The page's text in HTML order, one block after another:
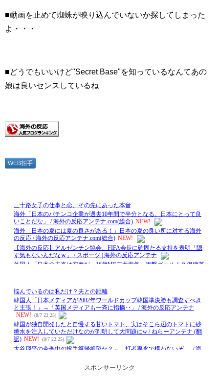
■動画を止めて蜘蛛が映り込んでいないか探してしまった
よ・・・
■どうでもいいけど"Secret Base"を知っているなんてあの
娘は良いセンスしているね
WEB拍手
スポンサーリンク